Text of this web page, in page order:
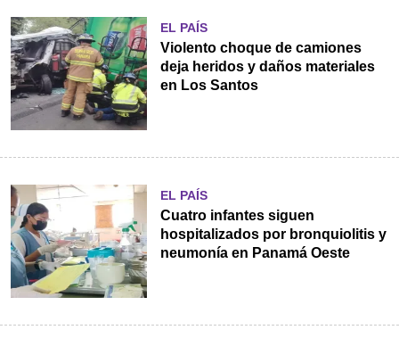
EL PAÍS
Violento choque de camiones
deja heridos y daños materiales
en Los Santos
EL PAÍS
Cuatro infantes siguen
hospitalizados por bronquiolitis y
neumonía en Panamá Oeste